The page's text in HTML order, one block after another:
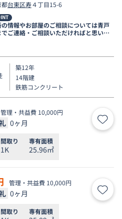
都台東区寿４丁目15-6
情報やお部屋のご相談については青戸
ご連絡・ご相談いただければと思いま
築12年
14階建
鉄筋コンクリート
管理・共益費 10,000円
0ヶ月 お気
間取り
1K
専有面積
25.96㎡
管理・共益費 10,000円
0ヶ月 お気
間取り 専有面積